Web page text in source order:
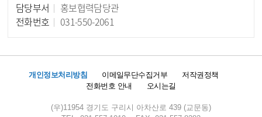
담당부서
홍보협력담당관
전화번호
031-550-2061
개인정보처리방침 이메일무단수집거부
저작권정책
전화번호 안내
오시는길
(우)11954 경기도 구리시 아차산로 439 (교문동)